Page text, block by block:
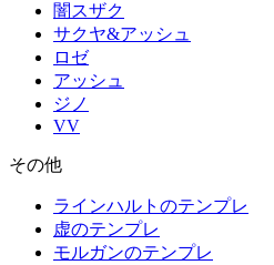
闇スザク
サクヤ&アッシュ
ロゼ
アッシュ
ジノ
VV
その他
ラインハルトのテンプレ
虚のテンプレ
モルガンのテンプレ